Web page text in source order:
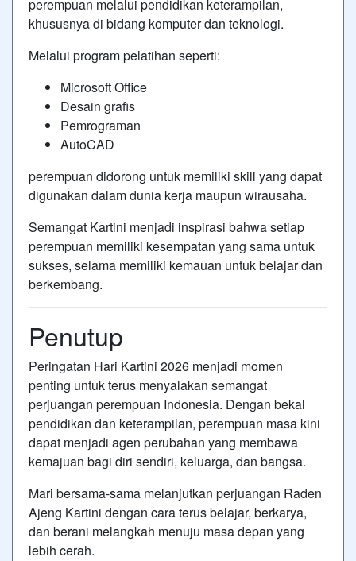
perempuan melalui pendidikan keterampilan,
khususnya di bidang komputer dan teknologi.
Melalui program pelatihan seperti:
Microsoft Office
Desain grafis
Pemrograman
AutoCAD
perempuan didorong untuk memiliki skill yang dapat
digunakan dalam dunia kerja maupun wirausaha.
Semangat Kartini menjadi inspirasi bahwa setiap
perempuan memiliki kesempatan yang sama untuk
sukses, selama memiliki kemauan untuk belajar dan
berkembang.
Penutup
Peringatan Hari Kartini 2026 menjadi momen
penting untuk terus menyalakan semangat
perjuangan perempuan Indonesia. Dengan bekal
pendidikan dan keterampilan, perempuan masa kini
dapat menjadi agen perubahan yang membawa
kemajuan bagi diri sendiri, keluarga, dan bangsa.
Mari bersama-sama melanjutkan perjuangan Raden
Ajeng Kartini dengan cara terus belajar, berkarya,
dan berani melangkah menuju masa depan yang
lebih cerah.